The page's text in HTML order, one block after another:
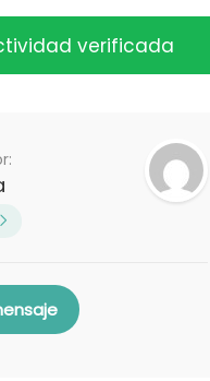
verificada